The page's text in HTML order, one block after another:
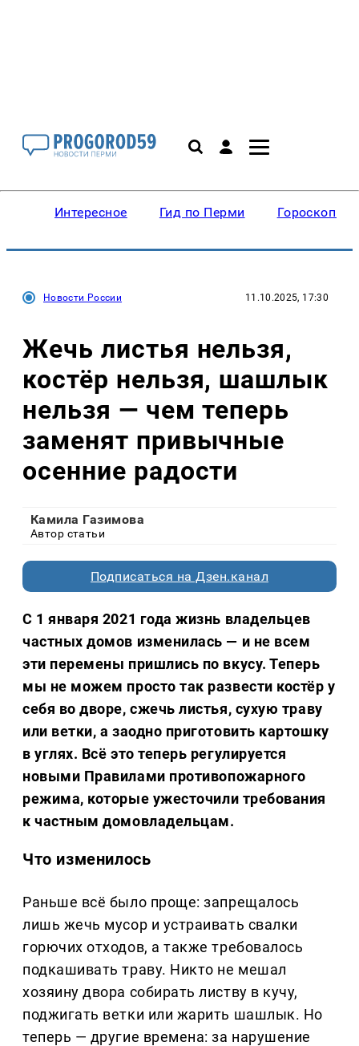
Интересное Гид по Перми Гороскопы
Новости России 11.10.2025, 17:30
Жечь листья нельзя,
костёр нельзя, шашлык
нельзя — чем теперь
заменят привычные
осенние радости
Камила Газимова
Автор статьи
Подписаться на Дзен.канал
С 1 января 2021 года жизнь владельцев
частных домов изменилась — и не всем
эти перемены пришлись по вкусу. Теперь
мы не можем просто так развести костёр у
себя во дворе, сжечь листья, сухую траву
или ветки, а заодно приготовить картошку
в углях. Всё это теперь регулируется
новыми Правилами противопожарного
режима, которые ужесточили требования
к частным домовладельцам.
Что изменилось
Раньше всё было проще: запрещалось
лишь жечь мусор и устраивать свалки
горючих отходов, а также требовалось
подкашивать траву. Никто не мешал
хозяину двора собирать листву в кучу,
поджигать ветки или жарить шашлык. Но
теперь — другие времена: за нарушение